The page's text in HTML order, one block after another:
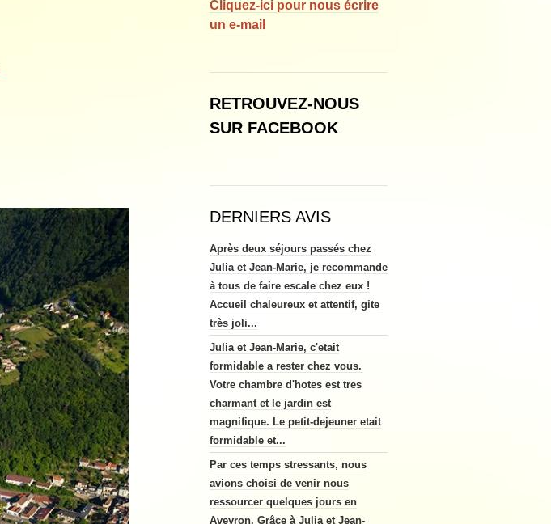
Cliquez-ici pour nous écrire
un e-mail
RETROUVEZ-NOUS
SUR FACEBOOK
DERNIERS AVIS
Après deux séjours passés chez
Julia et Jean-Marie, je recommande
à tous de faire escale chez eux !
Accueil chaleureux et attentif, gite
très joli...
Julia et Jean-Marie, c'etait
formidable a rester chez vous.
Votre chambre d'hotes est tres
charmant et le jardin est
magnifique. Le petit-dejeuner etait
formidable et...
Par ces temps stressants, nous
avions choisi de venir nous
ressourcer quelques jours en
Aveyron. Grâce à Julia et Jean-